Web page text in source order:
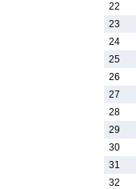
22
23
24
25
26
27
28
29
30
31
32